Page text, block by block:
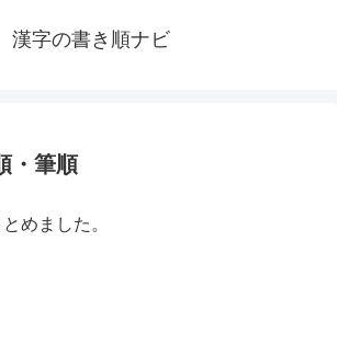
漢字の書き順ナビ
・筆順
めました。